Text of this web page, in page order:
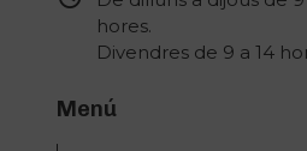
hores.
Divendres de 9 a 14
Menú